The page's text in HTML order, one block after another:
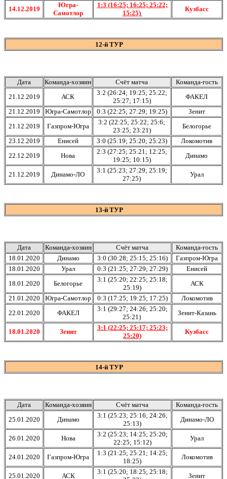
14.12.2019
Югра-
Самотлор
1:3 (16:25; 16:25; 25:22;
15:25)
Кузбасс
12-й ТУР
Дата Команда-хозяин Счёт матча
Команда-гость
21.12.2019
АСК
3:2 (26:24; 19:25; 25:22;
25:27; 17:15)
ФАКЕЛ
21.12.2019
Югра-Самотлор 0:3 (22:25; 27:29; 19:25)
Зенит
21.12.2019
Газпром-Югра
3:2 (22:25; 25:22; 25:6;
23:25; 23:21)
Белогорье
23.12.2019
Енисей 3:0 (25:19; 25:20; 25:23)
Локомотив
22.12.2019
Нова
2:3 (27:25; 25:21; 12:25;
19:25; 10:15)
Динамо
21.12.2019 Динамо-ЛО
3:1 (25:23; 27:29; 25:19;
27:25)
Урал
13-й ТУР
Дата Команда-хозяин Счёт матча
Команда-гость
18.01.2020
Динамо 3:0 (30:28; 25:15; 25:16)
Газпром-Югра
18.01.2020
Урал 0:3 (21:25; 27:29; 27:29)
Енисей
18.01.2020
Белогорье
3:1 (25:20; 22:25; 25:18;
25:19)
АСК
21.01.2020
Югра-Самотлор 0:3 (17:25; 19:25; 17:25)
Локомотив
22.01.2020
ФАКЕЛ
3:1 (29:27; 24:26; 25:20;
25:21)
Зенит-Казань
18.01.2020 Зенит
3:1 (22:25; 25:17; 25:23;
25:20)
Кузбасс
14-й ТУР
Дата Команда-хозяин Счёт матча
Команда-гость
25.01.2020
Динамо
3:1 (25:23; 25:16; 24:26;
25:13)
Динамо-ЛО
26.01.2020 Нова
3:2 (25:23; 14:25; 25:20;
22:25; 15:12)
Урал
24.01.2020 Газпром-Югра
1:3 (21:25; 25:21; 14:25;
18:25)
Локомотив
25.01.2020 АСК
3:1 (25:20; 18:25; 25:18;
Зенит